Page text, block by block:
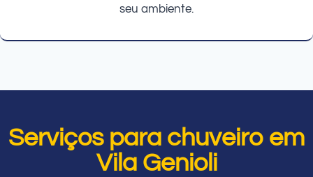
seu ambiente.
Serviços para chuveiro em
Vila Genioli